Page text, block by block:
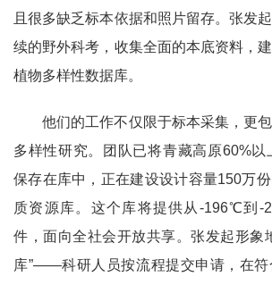
且很多缺乏标本依据和照片留存。张发
续的野外科考，收集全面的本底资料，
植物多样性数据库。
他们的工作不仅限于标本采集，更
多样性研究。团队已将青藏高原60%
保存在库中，正在建设设计容量150万
质资源库。这个库将提供从-196℃到-
件，面向全社会开放共享。张发起形象
库”——科研人员按流程提交申请，在符